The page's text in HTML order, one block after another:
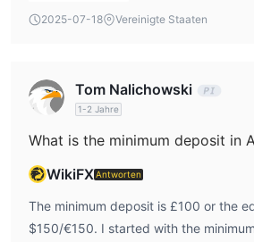
2025-07-18
Vereinigte Staaten
Tom Nalichowski
1-2 Jahre
WikiFXAntworten
The minimum deposit is £100 or the
$150/€150. I started with the